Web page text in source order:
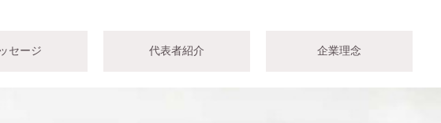
セージ 代表者紹介 企業理念